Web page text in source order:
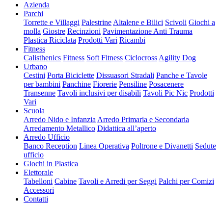
Azienda
Parchi
Torrette e Villaggi Palestrine Altalene e Bilici Scivoli Giochi a
molla Giostre Recinzioni Pavimentazione Anti Trauma
Plastica Riciclata Prodotti Vari Ricambi
Fitness
Calisthenics Fitness Soft Fitness Ciclocross Agility Dog
Urbano
Cestini Porta Biciclette Dissuasori Stradali Panche e Tavole
per bambini Panchine Fiorerie Pensiline Posacenere
Transenne Tavoli inclusivi per disabili Tavoli Pic Nic Prodotti
Vari
Scuola
Arredo Nido e Infanzia Arredo Primaria e Secondaria
Arredamento Metallico Didattica all’aperto
Arredo Ufficio
Banco Reception Linea Operativa Poltrone e Divanetti Sedute
ufficio
Giochi in Plastica
Elettorale
Tabelloni Cabine Tavoli e Arredi per Seggi Palchi per Comizi
Accessori
Contatti